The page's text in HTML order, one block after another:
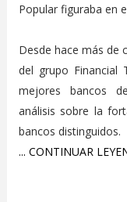
Popular figuraba en
Desde hace más de
del grupo Financial
mejores bancos
análisis sobre la
bancos distinguidos.
... CONTINUAR